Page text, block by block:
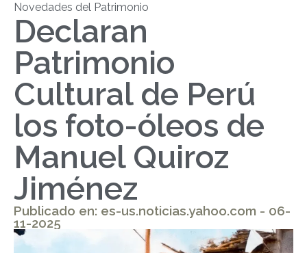
Novedades del Patrimonio
Declaran
Patrimonio
Cultural de Perú
los foto-óleos de
Manuel Quiroz
Jiménez
Publicado en: es-us.noticias.yahoo.com - 06-
11-2025